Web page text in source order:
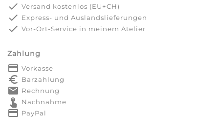
done Versand kostenlos (EU+CH)
done Express- und Auslandslieferungen
done Vor-Ort-Service in meinem Atelier
Zahlung
payment Vorkasse
euro_symbol Barzahlung
markunread Rechnung
touch_app Nachnahme
credit_card PayPal